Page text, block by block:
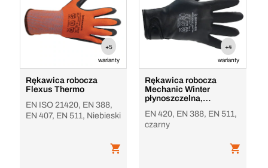
+5
warianty
Rękawica robocza
Flexus Thermo
EN ISO 21420, EN 388,
EN 407, EN 511, Niebieski
+4
warianty
Rękawica robocza
Mechanic Winter
płynoszczelna,
EN 420, EN 388, EN 511,
czarny